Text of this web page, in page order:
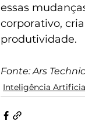
essas
corporativo,
produtividade.
Fonte: Ars
Inteligência